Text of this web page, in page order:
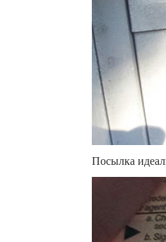
Посылка